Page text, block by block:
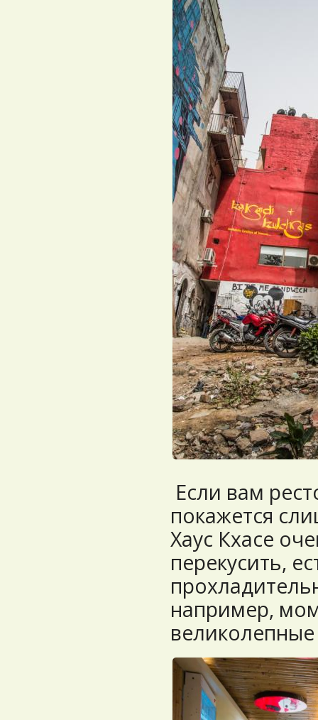
Если вам
покажется
Хаус Кхасе
перекусить,
например,